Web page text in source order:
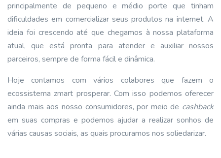
principalmente de pequeno e médio porte que tinham
dificuldades em comercializar seus produtos na internet. A
ideia foi crescendo até que chegamos à nossa plataforma
atual, que está pronta para atender e auxiliar nossos
parceiros, sempre de forma fácil e dinâmica.
Hoje contamos com vários colabores que fazem o
ecossistema zmart prosperar. Com isso podemos oferecer
ainda mais aos nosso consumidores, por meio de cashback
em suas compras e podemos ajudar a realizar sonhos de
várias causas sociais, as quais procuramos nos soliedarizar.